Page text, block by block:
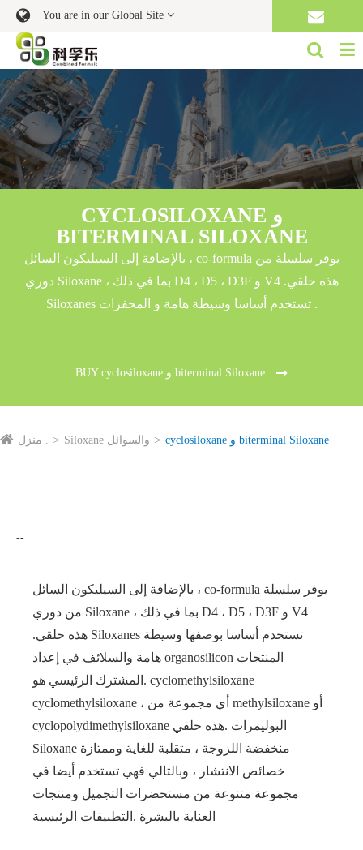
You are in our Global Site
CYCLOSILOXANE و
BITERMINAL SILOXANE
بالإضافة إلى السيليكون السائل ، co-formula يوفر سلسلة من
دوري Siloxane ، بما في ذلك D4 ، D5 ، D3F و V4 .هذه حلقي
Siloxanes تستخدم أساسا وسيطة هامة و المحفزات .
BUY cyclosiloxane و biterminal Siloxane
منزل . Siloxane والسوائل cyclosiloxane و biterminal Siloxane
--
بالإضافة إلى السيليكون السائل ، co-formula يوفر سلسلة
من دوري Siloxane ، بما في ذلك D4 ، D5 ، D3F و V4
.هذه حلقي Siloxanes تستخدم أساسا بوصفها وسيطة
هامة والسلائف في إعداد organosilicon المنتجات
.المشترك الرئيسي هو cyclomethylsiloxane
cyclomethylsiloxane ، أي مجموعة من methylsiloxane أو
cyclopolydimethylsiloxane البوليمرات .هذه حلقي
Siloxane منخفضة اللزوجة ، متقلبة للغاية وممتازة
خصائص الانتشار ، وبالتالي فهي تستخدم أيضا في
مجموعة متنوعة من مستحضرات التجميل ومنتجات
العناية بالبشرة .التطبيقات الرئيسية